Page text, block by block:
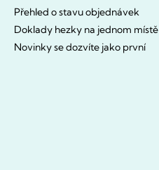
Přehled o stavu objednávek
Doklady hezky na jednom místě
Novinky se dozvíte jako první